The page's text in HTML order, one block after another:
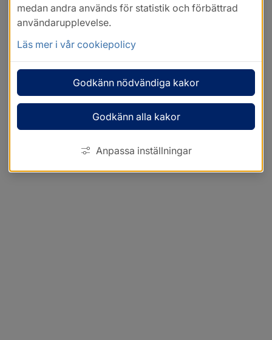
medan andra används för statistik och förbättrad
användarupplevelse.
Läs mer i vår cookiepolicy
Godkänn nödvändiga kakor
Godkänn alla kakor
Anpassa inställningar